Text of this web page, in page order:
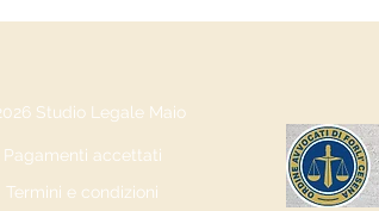
Studio Legale Maio
Pagamenti accettati
Termini e condizioni